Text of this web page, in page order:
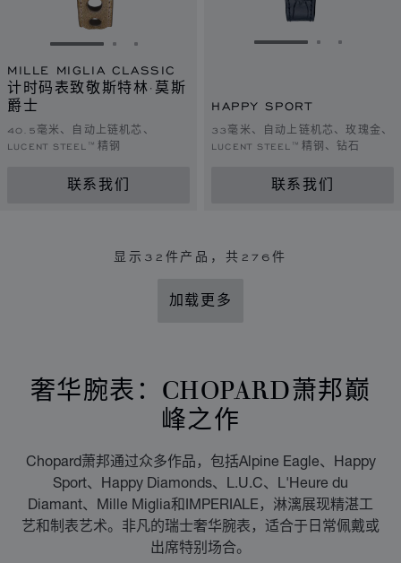
转到幻灯片 1转到幻灯片 2
转到幻灯片 3
MILLE MIGLIA CLASSIC
计时码表致敬斯特林·莫斯
爵士
40.5毫米、自动上链机芯、
LUCENT STEEL™精钢
联系我们
转到幻灯片 1转到幻灯
转到幻
HAPPY SPORT
33毫米、自动上链机芯、玫瑰金、
LUCENT STEEL™精钢、钻石
联系我们
显示 32 件产品，共276件
加载更多
奢华腕表：CHOPARD萧邦巅
峰之作
Chopard萧邦通过众多作品，包括Alpine Eagle、Happy
Sport、Happy Diamonds、L.U.C、L'Heure du
Diamant、Mille Miglia和IMPERIALE，淋漓展现精湛工
艺和制表艺术。非凡的瑞士奢华腕表，适合于日常佩戴或
出席特别场合。